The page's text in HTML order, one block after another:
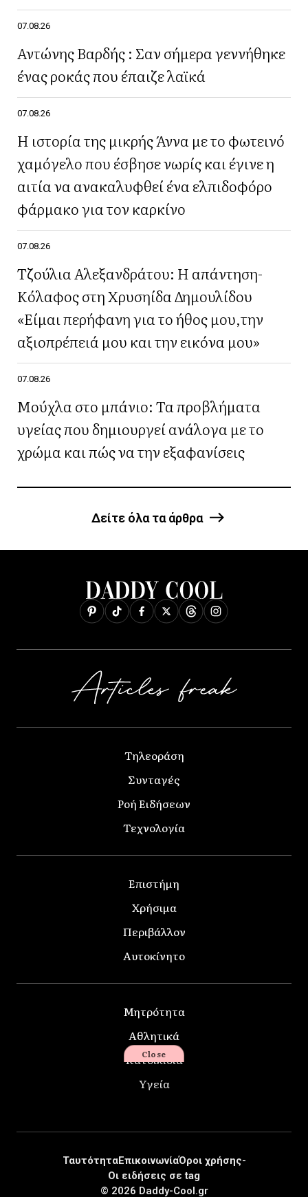
07.08.26
Αντώνης Βαρδής : Σαν σήμερα γεννήθηκε
ένας ροκάς που έπαιζε λαϊκά
07.08.26
Η ιστορία της μικρής Άννα με το φωτεινό
χαμόγελο που έσβησε νωρίς και έγινε η
αιτία να ανακαλυφθεί ένα ελπιδοφόρο
φάρμακο για τον καρκίνο
07.08.26
Τζούλια Αλεξανδράτου: Η απάντηση-
Κόλαφος στη Χρυσηίδα Δημουλίδου
«Είμαι περήφανη για το ήθος μου,την
αξιοπρέπειά μου και την εικόνα μου»
07.08.26
Μούχλα στο μπάνιο: Τα προβλήματα
υγείας που δημιουργεί ανάλογα με το
χρώμα και πώς να την εξαφανίσεις
Δείτε όλα τα άρθρα
Τηλεοράση
Συνταγές
Ροή Ειδήσεων
Τεχνολογία
Επιστήμη
Χρήσιμα
Περιβάλλον
Αυτοκίνητο
Μητρότητα
Αθλητικά
Κατοικίδια
Υγεία
© 2026 Daddy-Cool.gr
ΤαυτότηταΕπικοινωνίαΌροι χρήσης-
Οι ειδήσεις σε tag
Close